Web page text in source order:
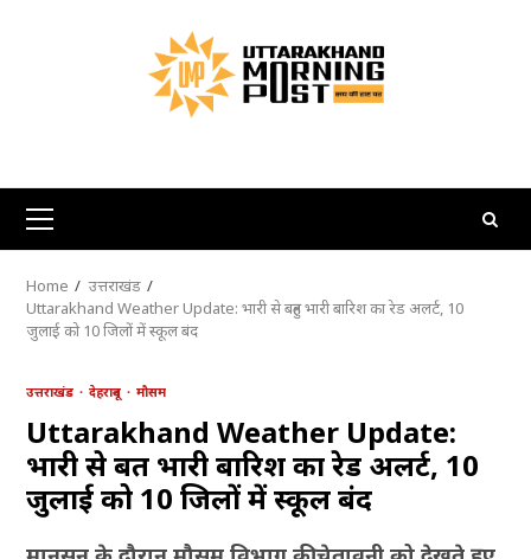
Primary
Menu
Home
उत्तराखंड
Uttarakhand Weather Update: भारी से बहुत भारी बारिश का रेड अलर्ट, 10
जुलाई को 10 जिलों में स्कूल बंद
उत्तराखंड देहरादून मौसम
Uttarakhand Weather Update:
भारी से बहुत भारी बारिश का रेड अलर्ट, 10
जुलाई को 10 जिलों में स्कूल बंद